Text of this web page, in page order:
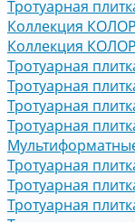
Тротуарная
Коллекция
Коллекция
Тротуарная
Тротуарная
Тротуарная
Тротуарная
Тротуарная
Тротуарная
Тротуарная